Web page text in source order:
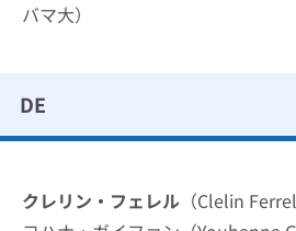
バマ大）
DE
クレリン・フェレル （Clelin